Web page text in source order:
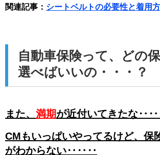
関連記事： シートベルトの必要性と着用
自動車保険って、どの
選べばいいの・・・？
また、 満期が近付いてきたな
CMもいっぱいやってるけど、保
がわからない‥‥‥